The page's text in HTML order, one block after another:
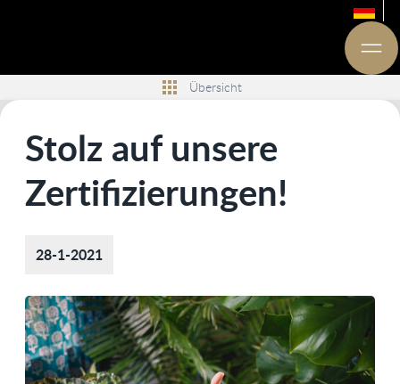
Übersicht
Stolz auf unsere
Zertifizierungen!
28-1-2021